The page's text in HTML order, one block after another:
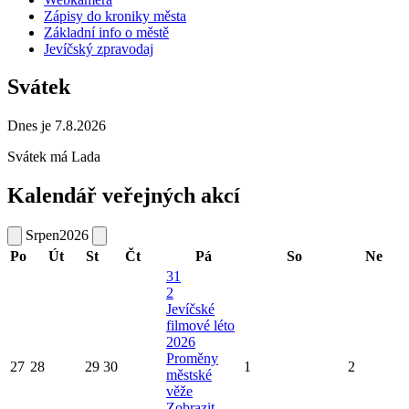
Zápisy do kroniky města
Základní info o městě
Jevíčský zpravodaj
Svátek
Dnes je 7.8.2026
Svátek má Lada
Kalendář veřejných akcí
Srpen2026
Po
Út St Čt Pá So Ne
27 28 29 30
31
2
Jevíčské
filmové léto
2026
Proměny
městské
věže
1 2